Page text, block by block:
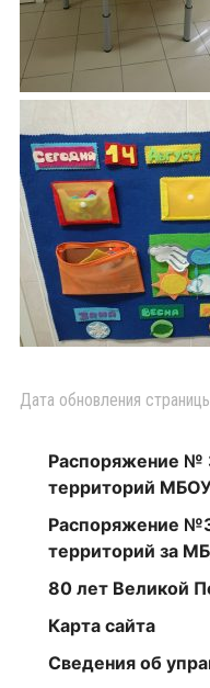
Дата обновления
Распоряжение №
территорий
Распоряжение
территорий за
80 лет Великой
Карта сайта
Сведения об